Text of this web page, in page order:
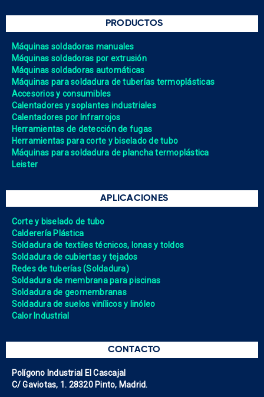
PRODUCTOS
Máquinas soldadoras manuales
Máquinas soldadoras por extrusión
Máquinas soldadoras automáticas
Máquinas para soldadura de tuberías termoplásticas
Accesorios y consumibles
Calentadores y soplantes industriales
Calentadores por Infrarrojos
Herramientas de detección de fugas
Herramientas para corte y biselado de tubo
Máquinas para soldadura de plancha termoplástica
Leister
APLICACIONES
Corte y biselado de tubo
Calderería Plástica
Soldadura de textiles técnicos, lonas y toldos
Soldadura de cubiertas y tejados
Redes de tuberías (Soldadura)
Soldadura de membrana para piscinas
Soldadura de geomembranas
Soldadura de suelos vinílicos y linóleo
Calor Industrial
CONTACTO
Polígono Industrial El Cascajal
C/ Gaviotas, 1. 28320 Pinto, Madrid.